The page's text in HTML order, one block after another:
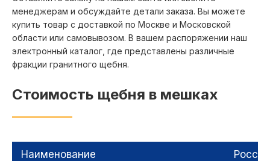
Жуковский
Заокский район
Звенигород
Конаково
Королев
Кольчугино
Красково
Красногорск
Люберцы
менеджерам и обсуждайте детали заказа. Вы можете
купить товар с доставкой по Москве и Московской
области или самовывозом. В вашем распоряжении наш
электронный каталог, где представлены различные
фракции гранитного щебня.
Стоимость щебня в мешках
Наименование